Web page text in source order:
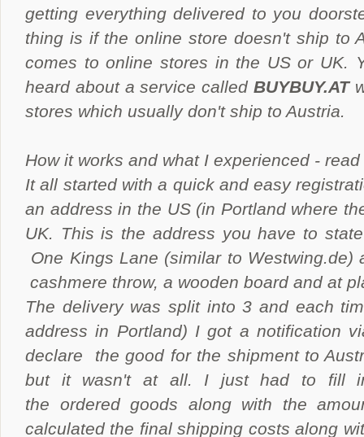
getting everything delivered to you
thing is if the online store doesn't ship to
comes to online stores in the US or UK.
heard about a service called BUYBUY.AT
stores which usually don't ship to Austria.
How it works and what I experienced -
It all started with a quick and easy
an address in the US (in Portland where
UK. This is the address you have to
One Kings Lane (similar to
cashmere throw, a wooden board and at
The delivery was split into 3 and each
address in Portland) I got a notification
declare the good for the shipment to
but it wasn't at all. I just had to fill
the ordered goods along with the
calculated the final shipping costs along